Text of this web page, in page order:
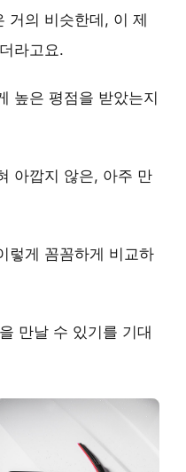
거의 비슷한데, 이 제
라고요.
높은 평점을 받았는지
아깝지 않은, 아주 만
렇게 꼼꼼하게 비교하
만날 수 있기를 기대